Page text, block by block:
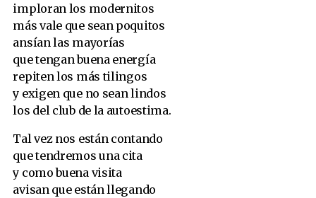
imploran los modernitos
más vale que sean poquitos
ansían las mayorías
que tengan buena energía
repiten los más tilingos
y exigen que no sean lindos
los del club de la autoestima.
Tal vez nos están contando
que tendremos una cita
y como buena visita
avisan que están llegando